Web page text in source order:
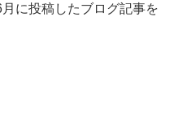
に投稿したブログ記事を